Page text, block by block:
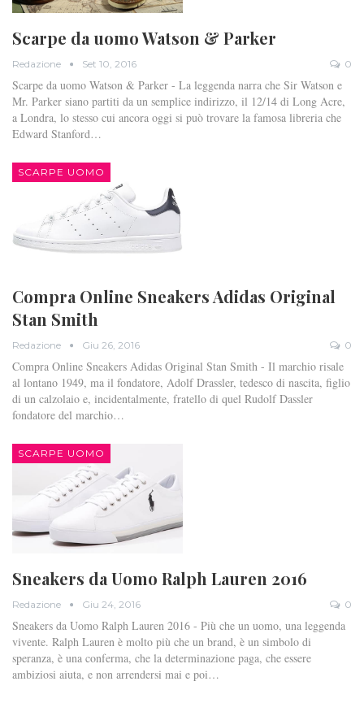
Scarpe da uomo Watson & Parker
Redazione Set 10, 2016 0
Scarpe da uomo Watson & Parker - La leggenda narra che Sir Watson e
Mr. Parker siano partiti da un semplice indirizzo, il 12/14 di Long Acre,
a Londra, lo stesso cui ancora oggi si può trovare la famosa libreria che
Edward Stanford…
SCARPE UOMO
Compra Online Sneakers Adidas Original
Stan Smith
Redazione Giu 26, 2016 0
Compra Online Sneakers Adidas Original Stan Smith - Il marchio risale
al lontano 1949, ma il fondatore, Adolf Drassler, tedesco di nascita, figlio
di un calzolaio e, incidentalmente, fratello di quel Rudolf Dassler
fondatore del marchio…
SCARPE UOMO
Sneakers da Uomo Ralph Lauren 2016
Redazione Giu 24, 2016 0
Sneakers da Uomo Ralph Lauren 2016 - Più che un uomo, una leggenda
vivente. Ralph Lauren è molto più che un brand, è un simbolo di
speranza, è una conferma, che la determinazione paga, che essere
ambiziosi aiuta, e non arrendersi mai e poi…